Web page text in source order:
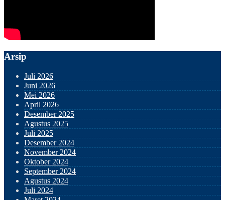
Arsip
Juli 2026
Juni 2026
Mei 2026
April 2026
Desember 2025
Agustus 2025
Juli 2025
Desember 2024
November 2024
Oktober 2024
September 2024
Agustus 2024
Juli 2024